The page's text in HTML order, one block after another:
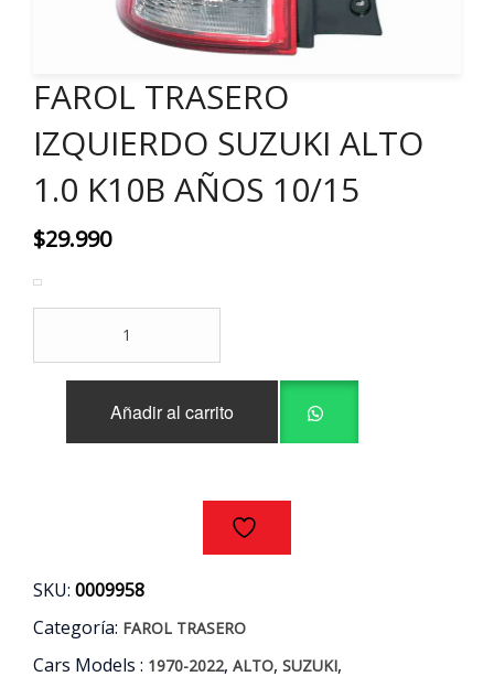
FAROL TRASERO
IZQUIERDO SUZUKI ALTO
1.0 K10B AÑOS 10/15
$29.990
IZQUIERDO
SUZUKI
Añadir al carrito
SKU: 0009958
Categoría: FAROL TRASERO
Cars Models : 1970-2022, ALTO, SUZUKI,